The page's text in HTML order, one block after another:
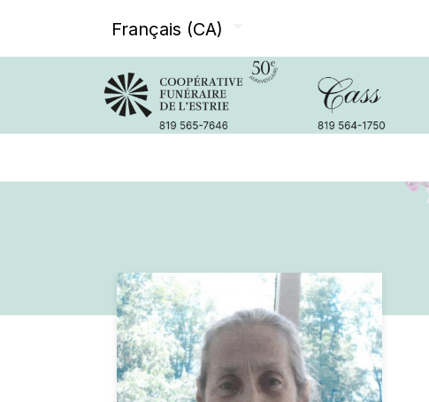
Français (CA)